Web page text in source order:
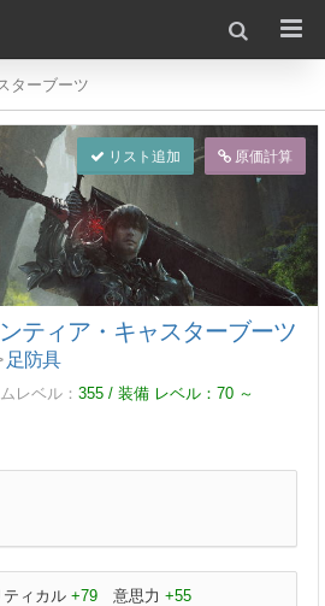
ターブーツ
リスト追加 原価計算
ティア・キャスターブーツ
足防具
レベル： 355 / 装備 レベル： 70 ～
ィカル +79 意思力 +55